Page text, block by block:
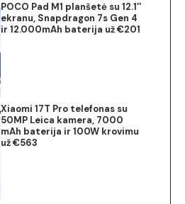
POCO Pad M1 planšetė su 12.1″
ekranu, Snapdragon 7s Gen 4
ir 12.000mAh baterija už €201
Xiaomi 17T Pro telefonas su
50MP Leica kamera, 7000
mAh baterija ir 100W krovimu
už €563